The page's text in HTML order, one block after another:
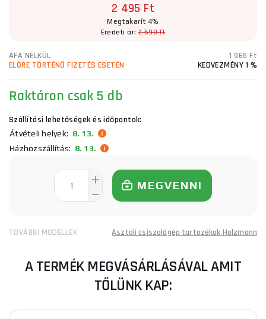
2 495 Ft
Megtakarít 4%
Eredeti ár:2 590 Ft
ÁFA NÉLKÜL
1 965 Ft
ELŐRE TÖRTÉNŐ FIZETÉS ESETÉN
KEDVEZMÉNY 1 %
Raktáron csak 5 db
Szállítási lehetőségek és időpontok:
Átvételi helyek: 8. 13.
Házhozszállítás: 8. 13.
MEGVENNI
TOVÁBBI MODELLEK Asztali csiszológép tartozékok Holzmann
A TERMÉK MEGVÁSÁRLÁSÁVAL AMIT
TŐLÜNK KAP: